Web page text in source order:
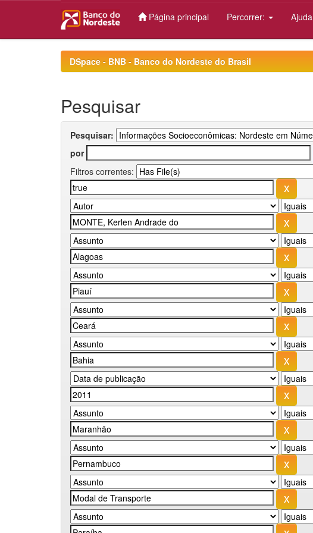
Página principal Percorrer: Ajuda
DSpace - BNB - Banco do Nordeste do Brasil
Pesquisar
Pesquisar:
por
Filtros correntes: